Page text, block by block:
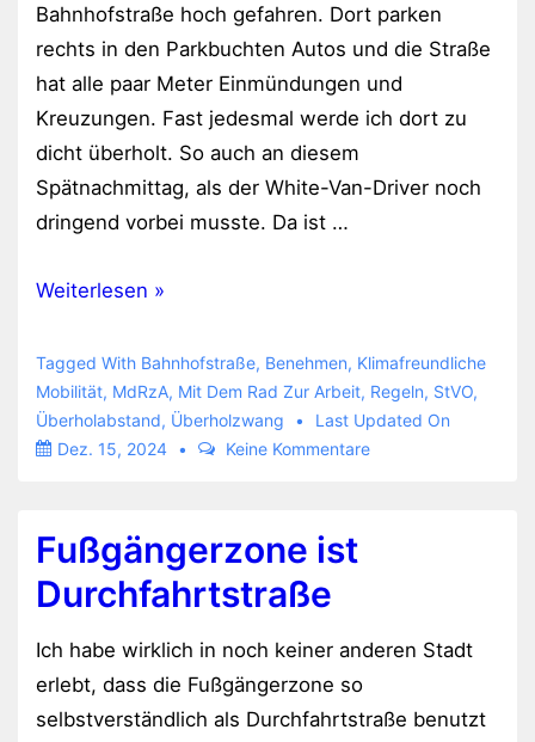
Bahnhofstraße hoch gefahren. Dort parken
rechts in den Parkbuchten Autos und die Straße
hat alle paar Meter Einmündungen und
Kreuzungen. Fast jedesmal werde ich dort zu
dicht überholt. So auch an diesem
Spätnachmittag, als der White-Van-Driver noch
dringend vorbei musste. Da ist …
White-
Driver
kann
nicht
warten
Weiterlesen »
Tagged With Bahnhofstraße, Benehmen, Klimafreundliche
Mobilität, MdRzA, Mit Dem Rad Zur Arbeit, Regeln, StVO,
Überholabstand, Überholzwang
Last Updated On
Dez. 15, 2024
Keine Kommentare
Fußgängerzone ist
Durchfahrtstraße
Ich habe wirklich in noch keiner anderen Stadt
erlebt, dass die Fußgängerzone so
selbstverständlich als Durchfahrtstraße benutzt